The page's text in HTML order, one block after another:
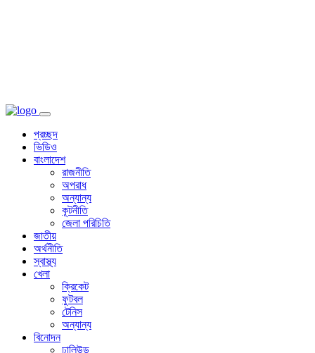
প্রচ্ছদ
ভিডিও
বাংলাদেশ
রাজনীতি
অপরাধ
অন্যান্য
কূটনীতি
জেলা পরিচিতি
জাতীয়
অর্থনীতি
স্বাস্থ্য
খেলা
ক্রিকেট
ফুটবল
টেনিস
অন্যান্য
বিনোদন
ঢালিউড